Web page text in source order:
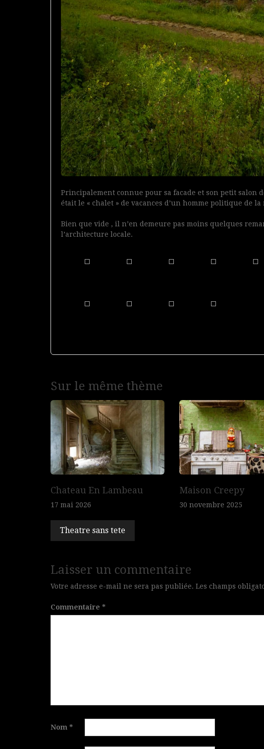
Principalement connue pour sa facade et son petit salon
était le « chalet » de vacances d’un homme politique de la
Bien que vide , il n’en demeure pas moins quelques
l’architecture locale.
Sur le même thème
Chateau En Lambeau
17 mai 2026
Maison Creepy
30 novembre 2025
Navigation
de
l’article
Theatre sans tete
Laisser un commentaire
Votre adresse e-mail ne sera pas publiée. Les champs
Commentaire *
Nom *